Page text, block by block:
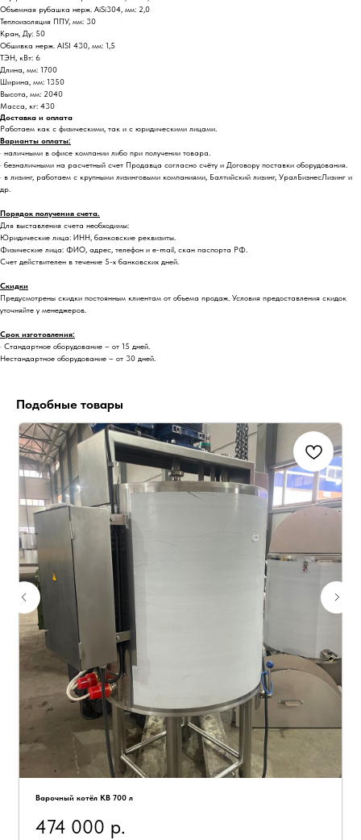
Объемная рубашка нерж. AiSi304, мм: 2,0
Теплоизоляция ППУ, мм: 30
Кран, Ду: 50
Обшивка нерж. AISI 430, мм: 1,5
ТЭН, кВт: 6
Длина, мм: 1700
Ширина, мм: 1350
Высота, мм: 2040
Масса, кг: 430
Доставка и оплата
Работаем как с физическими, так и с юридическими лицами.
Варианты оплаты:
· наличными в офисе компании либо при получении товара.
· безналичными на расчетный счет Продавца согласно счёту и Договору поставки оборудования.
· в лизинг, работаем с крупными лизинговыми компаниями, Балтийский лизинг, УралБизнесЛизинг и
др.
Порядок получения счета.
Для выставления счета необходимы:
Юридические лица: ИНН, банковские реквизиты.
Физические лица: ФИО, адрес, телефон и e-mail, скан паспорта РФ.
Счет действителен в течение 5-х банковских дней.
Скидки
Предусмотрены скидки постоянным клиентам от объема продаж. Условия предоставления скидок
уточняйте у менеджеров.
Срок изготовления:
· Стандартное оборудование – от 15 дней.
Нестандартное оборудование – от 30 дней.
Подобные товары
Варочный котёл КВ 700 л
474 000 р.